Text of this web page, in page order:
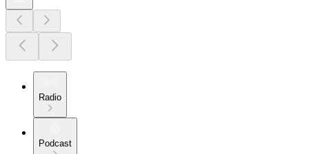
Radio
Podcast